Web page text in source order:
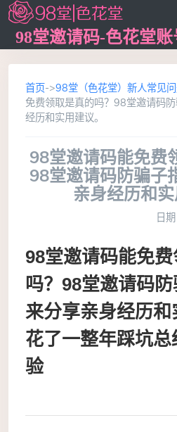
98堂邀请码-色花堂
首页->98堂（色花堂）新人常见
免费领取是真的吗？98堂邀请码
经历和实用建议。
98堂邀请码能免费
98堂邀请码防骗子
亲身经历和实
日
98堂邀请码能免
吗？98堂邀请码
来分享亲身经历
花了一整年踩坑
验